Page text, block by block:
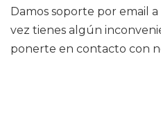
Damos soporte por email
vez tienes algún
ponerte en contacto con